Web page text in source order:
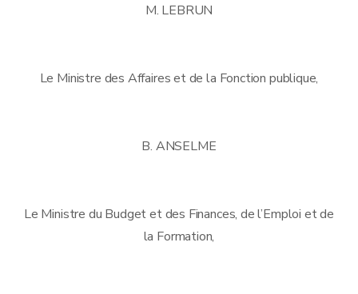
M. LEBRUN
Le Ministre des Affaires et de la Fonction publique,
B. ANSELME
Le Ministre du Budget et des Finances, de l’Emploi et de
la Formation,